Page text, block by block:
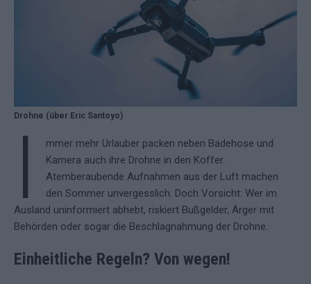
Drohne (über Eric Santoyo)
I
mmer mehr Urlauber packen neben Badehose und
Kamera auch ihre Drohne in den Koffer.
Atemberaubende Aufnahmen aus der Luft machen
den Sommer unvergesslich. Doch Vorsicht: Wer im
Ausland uninformiert abhebt, riskiert Bußgelder, Ärger mit
Behörden oder sogar die Beschlagnahmung der Drohne.
Einheitliche Regeln? Von wegen!